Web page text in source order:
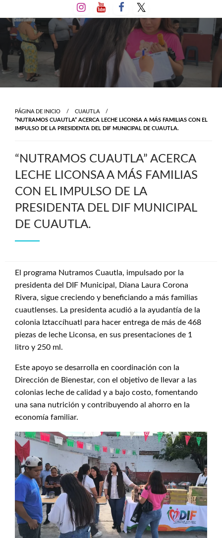
al
contenido
PÁGINA DE INICIO
CUAUTLA
“NUTRAMOS CUAUTLA” ACERCA LECHE LICONSA A MÁS FAMILIAS CON EL
IMPULSO DE LA PRESIDENTA DEL DIF MUNICIPAL DE CUAUTLA.
“NUTRAMOS CUAUTLA” ACERCA
LECHE LICONSA A MÁS FAMILIAS
CON EL IMPULSO DE LA
PRESIDENTA DEL DIF MUNICIPAL
DE CUAUTLA.
El programa Nutramos Cuautla, impulsado por la
presidenta del DIF Municipal, Diana Laura Corona
Rivera, sigue creciendo y beneficiando a más familias
cuautlenses. La presidenta acudió a la ayudantía de la
colonia Iztaccíhuatl para hacer entrega de más de 468
piezas de leche Liconsa, en sus presentaciones de 1
litro y 250 ml.
Este apoyo se desarrolla en coordinación con la
Dirección de Bienestar, con el objetivo de llevar a las
colonias leche de calidad y a bajo costo, fomentando
una sana nutrición y contribuyendo al ahorro en la
economía familiar.